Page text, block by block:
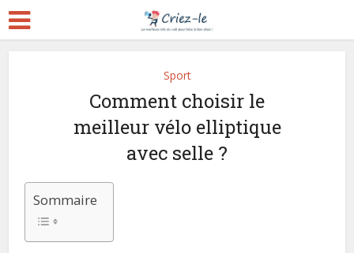
Sport
Comment choisir le
meilleur vélo elliptique
avec selle ?
Sommaire